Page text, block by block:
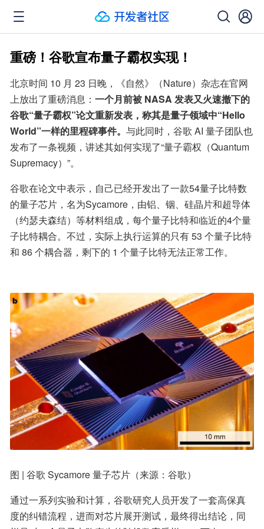
重磅！谷歌宣布量子霸权实现！
北京时间 10 月 23 日晚，《自然》（Nature）杂志在官网
上放出了重磅消息： 一个月前被 NASA 发表又火速撤下的
谷歌“量子霸权”论文重新发表，称其是量子领域中“Hello
World”一样的里程碑事件。 与此同时，谷歌 AI 量子团队也
发布了一条视频，讲述其如何实现了“量子霸权（Quantum
Supremacy）”。
谷歌在论文中表示，自己已经开发出了一款54量子比特数
的量子芯片，名为Sycamore，由铝、铟、硅晶片和超导体
（约瑟夫森结）等材料组成，每个量子比特和临近的4个量
子比特耦合。不过，实际上执行运算的只有 53 个量子比特
和 86 个耦合器，剩下的 1 个量子比特无法正常工作。
图 | 谷歌 Sycamore 量子芯片（来源：谷歌）
通过一系列实验和计算，谷歌研究人员开发了一套高保真
度的纠错流程，进而对芯片展开测试，最终得出结论，同